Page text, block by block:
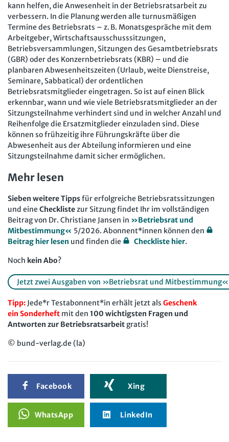
kann helfen, die Anwesenheit in der Betriebsratsarbeit zu
verbessern. In die Planung werden alle turnusmäßigen
Termine des Betriebsrats – z. B. Monatsgespräche mit dem
Arbeitgeber, Wirtschaftsausschusssitzungen,
Betriebsversammlungen, Sitzungen des Gesamtbetriebsrats
(GBR) oder des Konzernbetriebsrats (KBR) – und die
planbaren Abwesenheitszeiten (Urlaub, weite Dienstreise,
Seminare, Sabbatical) der ordentlichen
Betriebsratsmitglieder eingetragen. So ist auf einen Blick
erkennbar, wann und wie viele Betriebsratsmitglieder an der
Sitzungsteilnahme verhindert sind und in welcher Anzahl und
Reihenfolge die Ersatzmitglieder einzuladen sind. Diese
können so frühzeitig ihre Führungskräfte über die
Abwesenheit aus der Abteilung informieren und eine
Sitzungsteilnahme damit sicher ermöglichen.
Mehr lesen
Sieben weitere Tippsfür erfolgreiche Betriebsratssitzungen
und eineChecklistezur Sitzung findet Ihr im vollständigen
Beitrag von Dr. Christiane Jansen in »Betriebsrat und
Mitbestimmung« 5/2026. Abonnent*innen können den
Beitrag hier lesen und finden die Checkliste hier.
Noch kein Abo?
Jetzt zwei Ausgaben von »Betriebsrat und
Tipp: Jede*r Testabonnent*in erhält jetzt als Geschenk
ein Sonderheft mit den 100 wichtigsten Fragen und
Antworten zur Betriebsratsarbeit gratis!
© bund-verlag.de (la)
Facebook Xing
WhatsApp LinkedIn